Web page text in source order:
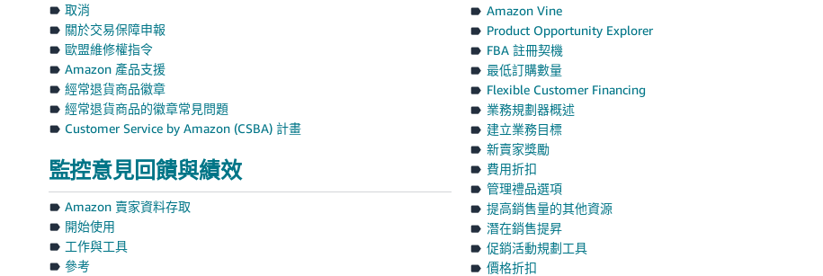
取消
關於交易保障申報
歐盟維修權指令
Amazon 產品支援
經常退貨商品徽章
經常退貨商品的徽章常見問題
Customer Service by Amazon (CSBA) 計畫
監控意見回饋與績效
Amazon 賣家資料存取
開始使用
工作與工具
參考
Amazon Vine
Product Opportunity Explorer
FBA 註冊契機
最低訂購數量
Flexible Customer Financing
業務規劃器概述
建立業務目標
新賣家獎勵
費用折扣
管理禮品選項
提高銷售量的其他資源
潛在銷售提昇
促銷活動規劃工具
價格折扣